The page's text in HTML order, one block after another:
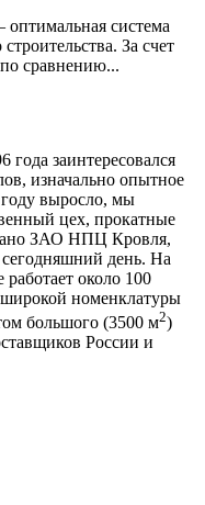
система
За счет
сравнению...
заинтересовался
изначально опытное
году выросло, мы
цех, прокатные
ЗАО НПЦ Кровля,
день. На
около 100
широкой номенклатуры
большого (3500 м2)
России и